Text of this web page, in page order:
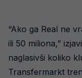
“Ako ga Real ne
ili 50 miliona,”
naglasivši koliko
Transfermarkt